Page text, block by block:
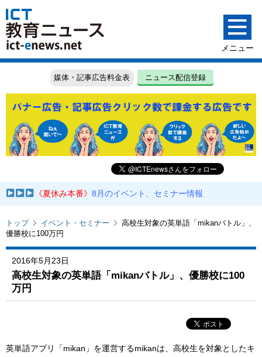
媒体・記事広告料金表 ニュース配信登録
《夏休み本番》8月のイベント、セミナー情報
トップ イベント・セミナー
高校生対象の英単語「mikanバトル」、
優勝校に100万円
2016年5月23日
高校生対象の英単語「mikanバトル」、優勝校に100
万円
英単語アプリ「mikan」を運営するmikanは、高校生を対象としたキ